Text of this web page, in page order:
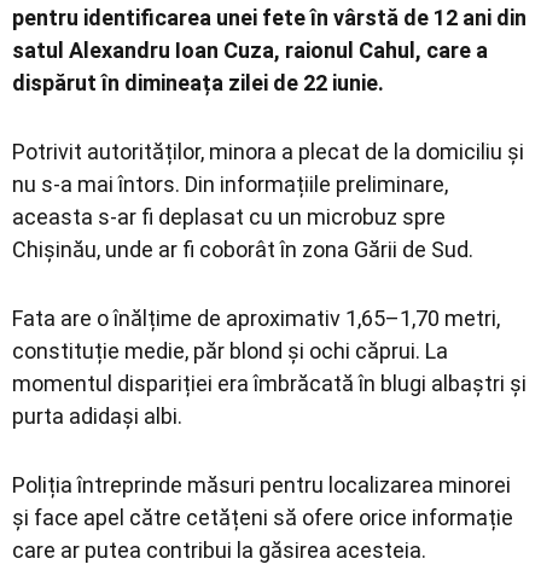
pentru identificarea unei fete în vârstă de 12 ani din
satul Alexandru Ioan Cuza, raionul Cahul, care a
dispărut în dimineața zilei de 22 iunie.
Potrivit autorităților, minora a plecat de la domiciliu și
nu s-a mai întors. Din informațiile preliminare,
aceasta s-ar fi deplasat cu un microbuz spre
Chișinău, unde ar fi coborât în zona Gării de Sud.
Fata are o înălțime de aproximativ 1,65–1,70 metri,
constituție medie, păr blond și ochi căprui. La
momentul dispariției era îmbrăcată în blugi albaștri și
purta adidași albi.
Poliția întreprinde măsuri pentru localizarea minorei
și face apel către cetățeni să ofere orice informație
care ar putea contribui la găsirea acesteia.